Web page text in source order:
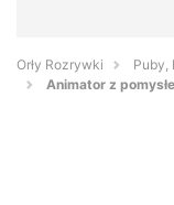
Orły Rozrywki
Puby,
Animator z